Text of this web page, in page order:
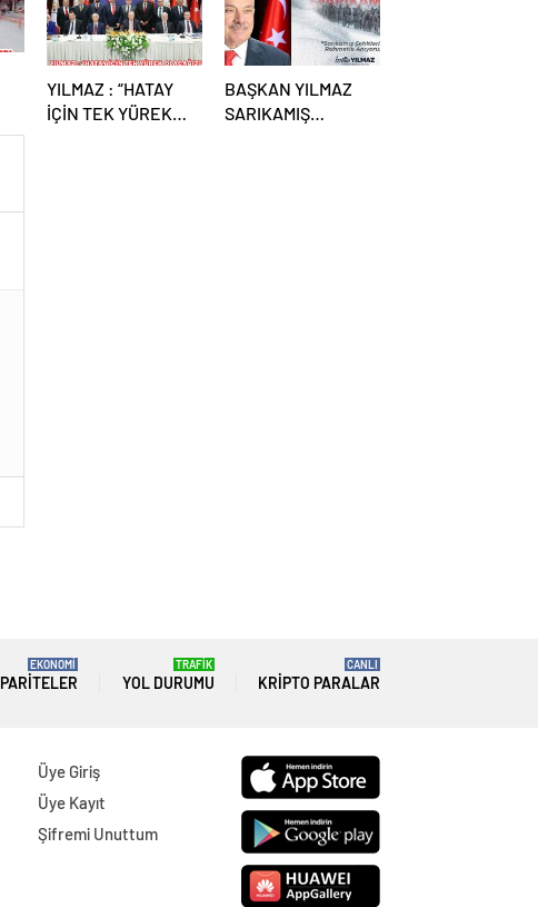
YILMAZ : “HATAY
İÇİN TEK YÜREK
BAŞKAN YILMAZ
SARIKAMIŞ
PARITELER
EKONOMİ
YOL DURUMU
TRAFİK
KRIPTO PARALAR
CANLI
Üye Giriş
Üye Kayıt
Şifremi Unuttum